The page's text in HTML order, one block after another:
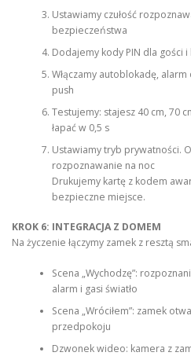
Ustawiamy czułość
bezpieczeństwa
Dodajemy kody PIN dla gości
Włączamy autoblokadę,
push
Testujemy: stajesz 40 cm, 70
łapać w 0,5 s
Ustawiamy tryb prywatności.
rozpoznawanie na noc
Drukujemy kartę z kodem
bezpieczne miejsce.
KROK 6: INTEGRACJA Z DOMEM
Na życzenie łączymy zamek z resztą
Scena „Wychodzę”:
alarm i gasi światło
Scena „Wróciłem”: zamek
przedpokoju
Dzwonek wideo: kamera z